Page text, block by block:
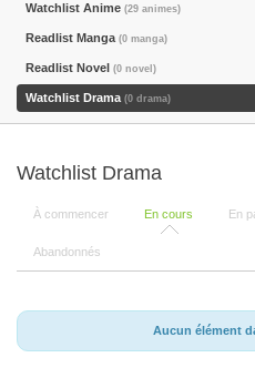
Watchlist Anime (29 animes)
Readlist Manga (0 manga)
Readlist Novel (0 novel)
Watchlist Drama (0 drama)
Watchlist Drama
À commencer En cours En
Abandonnés
Aucun élément